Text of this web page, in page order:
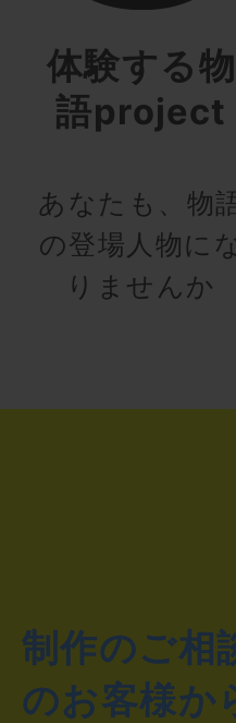
体験する物
語project
あなたも、物
の登場人物に
りませんか
制作のご相
のお客様か